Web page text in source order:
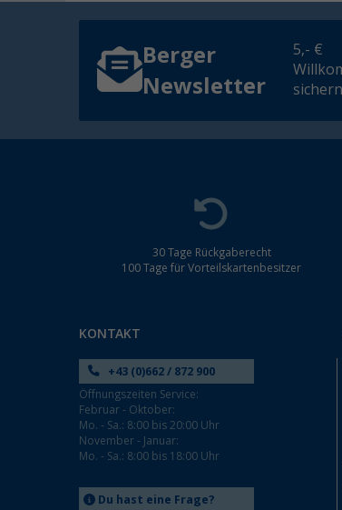
Berger
Newsletter
5,- €
sichern
30 Tage Rückgaberecht
100 Tage für Vorteilskartenbesitzer
KONTAKT
+43 (0)662 / 872 900
Öffnungszeiten Service:
Februar - Oktober:
Mo. - Sa.: 8:00 bis 20:00 Uhr
November - Januar:
Mo. - Sa.: 8:00 bis 18:00 Uhr
Du hast eine Frage?